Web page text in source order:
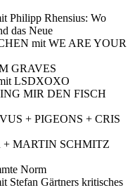
Philipp Rhensius: Wo
das Neue
mit WE ARE YOUR
GRAVES
LSDXOXO
MIR DEN FISCH
+ PIGEONS + CRIS
+ MARTIN SCHMITZ
Norm
Stefan Gärtners kritisches